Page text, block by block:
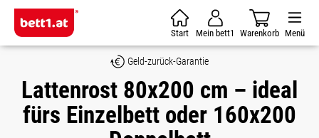
Zum Hauptinhalt springen
Start Mein bett1 Warenkorb Menü
Geld-zurück-Garantie
Lattenrost 80x200 cm – ideal
fürs Einzelbett oder 160x200